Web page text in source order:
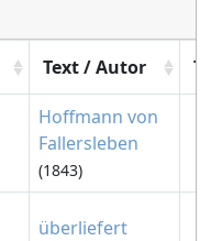
Text / Autor
Hoffmann von
Fallersleben
(1843)
überliefert